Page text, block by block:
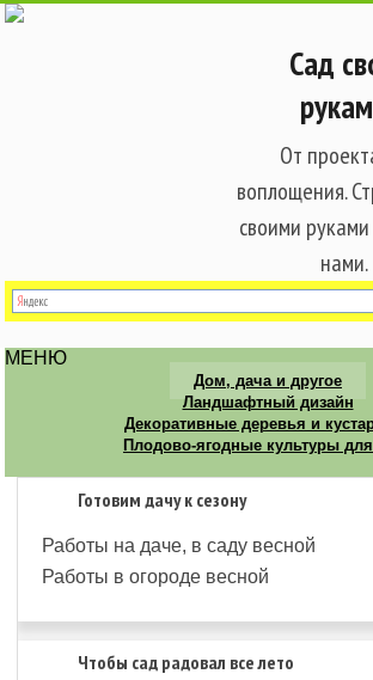
Сад
От
воплощения.
своими
нами.
МЕНЮ
Дом, дача и другое
Ландшафтный дизайн
Декоративные деревья и
Плодово-ягодные культуры
Готовим дачу к сезону
Работы на даче, в саду весной
Работы в огороде весной
Чтобы сад радовал все лето